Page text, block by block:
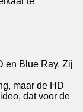
en Blue Ray. Zij
maar de HD
dat voor de